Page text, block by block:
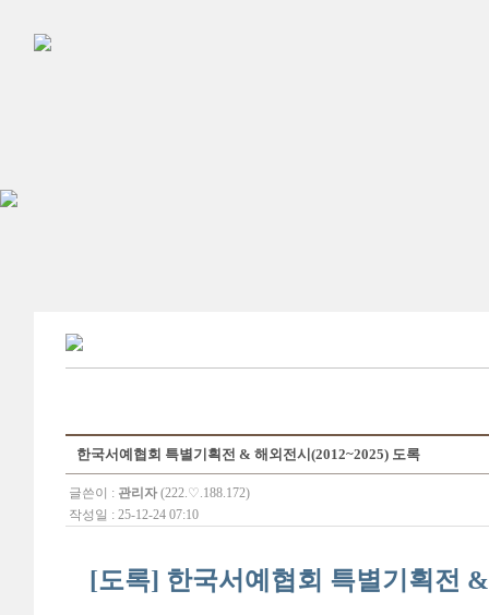
한국서예협회 특별기획전 & 해외전시(2012~2025) 도록
글쓴이 : 관리자 (222.♡.188.172)
작성일 : 25-12-24 07:10
[도록] 한국서예협회 특별기획전